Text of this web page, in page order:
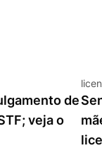
de
veja o